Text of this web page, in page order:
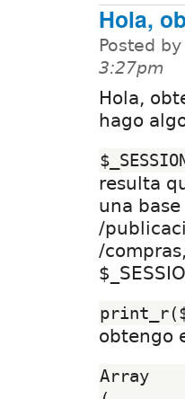
Hola,
Posted by
3:27pm
Hola,
hago
resulta
una
/
/
obtengo
Array